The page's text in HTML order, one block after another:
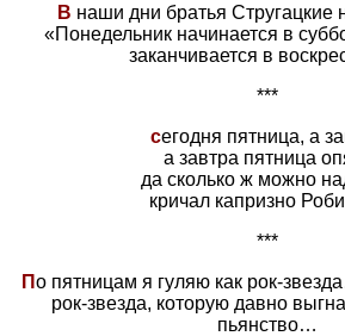
В наши дни братья Стругацкие
«Понедельник начинается в
заканчивается в
***
сегодня пятница, а
а завтра пятница
да сколько ж можно
кричал капризно
***
По пятницам я гуляю как рок-
рок-звезда, которую давно
пьянство…